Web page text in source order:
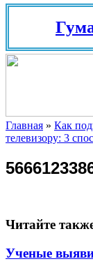
Главная » Как
телевизору: 3
Читайте
Ученые